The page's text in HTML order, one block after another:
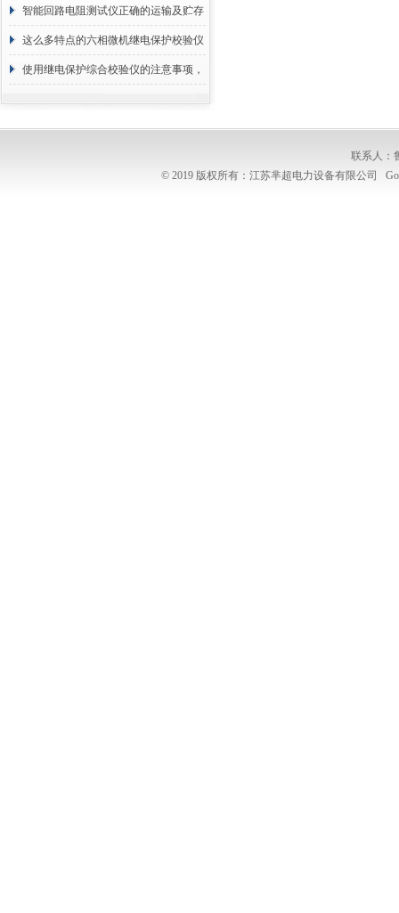
些特别之处呢？
智能回路电阻测试仪正确的运输及贮存
方法介绍
这么多特点的六相微机继电保护校验仪
你见过吗
使用继电保护综合校验仪的注意事项，
联系人：
© 2019 版权所有：江苏芈超电力设备有限公司